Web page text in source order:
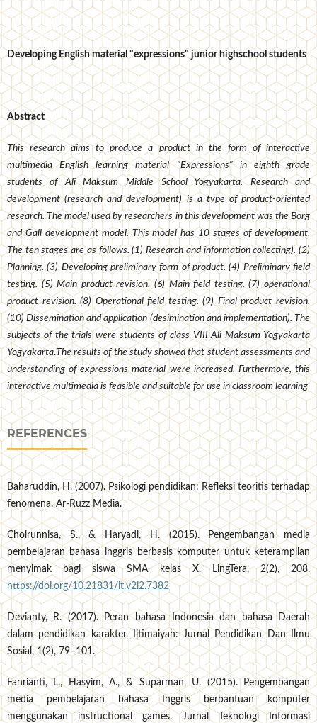
Developing English material "expressions" junior highschool students
Abstract
This research aims to produce a product in the form of interactive
multimedia English learning material "Expressions" in eighth grade
students of Ali Maksum Middle School Yogyakarta. Research and
development (research and development) is a type of product-oriented
research. The model used by researchers in this development was the Borg
and Gall development model. This model has 10 stages of development.
The ten stages are as follows. (1) Research and information collecting). (2)
Planning. (3) Developing preliminary form of product. (4) Preliminary field
testing. (5) Main product revision. (6) Main field testing. (7) operational
product revision. (8) Operational field testing. (9) Final product revision.
(10) Dissemination and application (desimination and implementation). The
subjects of the trials were students of class VIII Ali Maksum Yogyakarta
Yogyakarta.The results of the study showed that student assessments and
understanding of expressions material were increased. Furthermore, this
interactive multimedia is feasible and suitable for use in classroom learning
REFERENCES
Baharuddin, H. (2007). Psikologi pendidikan: Refleksi teoritis terhadap
fenomena. Ar-Ruzz Media.
Choirunnisa, S., & Haryadi, H. (2015). Pengembangan media
pembelajaran bahasa inggris berbasis komputer untuk keterampilan
menyimak bagi siswa SMA kelas X. LingTera, 2(2), 208.
https://doi.org/10.21831/lt.v2i2.7382
Devianty, R. (2017). Peran bahasa Indonesia dan bahasa Daerah
dalam pendidikan karakter. Ijtimaiyah: Jurnal Pendidikan Dan Ilmu
Sosial, 1(2), 79–101.
Fanrianti, L., Hasyim, A., & Suparman, U. (2015). Pengembangan
media pembelajaran bahasa Inggris berbantuan komputer
menggunakan instructional games. Jurnal Teknologi Informasi